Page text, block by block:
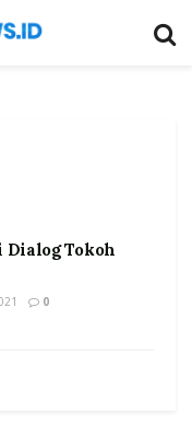
Tokoh
0